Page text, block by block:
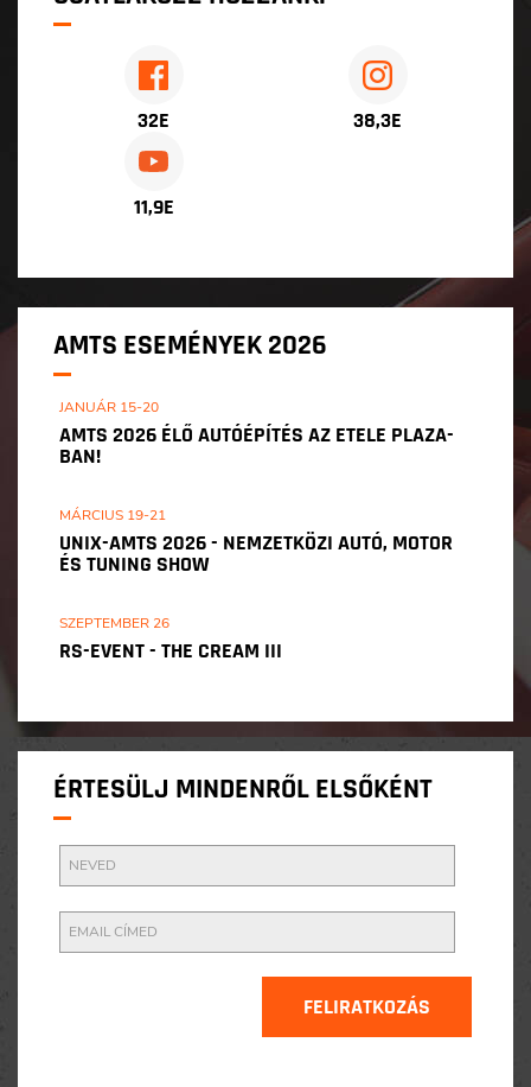
32E 38,3E
11,9E
AMTS ESEMÉNYEK 2026
JANUÁR 15-20
AMTS 2026 ÉLŐ AUTÓÉPÍTÉS AZ ETELE PLAZA-
BAN!
MÁRCIUS 19-21
UNIX-AMTS 2026 - NEMZETKÖZI AUTÓ, MOTOR
ÉS TUNING SHOW
SZEPTEMBER 26
RS-EVENT - THE CREAM III
ÉRTESÜLJ MINDENRŐL ELSŐKÉNT